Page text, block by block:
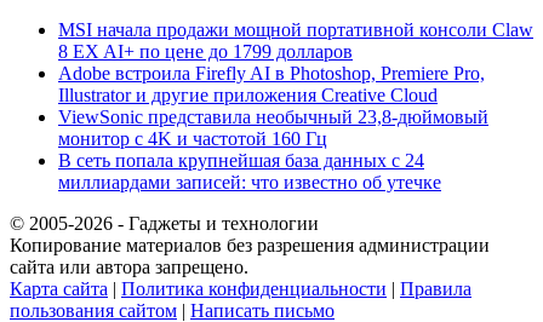
MSI начала продажи мощной портативной консоли Claw
8 EX AI+ по цене до 1799 долларов
Adobe встроила Firefly AI в Photoshop, Premiere Pro,
Illustrator и другие приложения Creative Cloud
ViewSonic представила необычный 23,8-дюймовый
монитор с 4K и частотой 160 Гц
В сеть попала крупнейшая база данных с 24
миллиардами записей: что известно об утечке
© 2005-2026 - Гаджеты и технологии
Копирование материалов без разрешения администрации
сайта или автора запрещено.
Карта сайта | Политика конфиденциальности | Правила
пользования сайтом | Написать письмо